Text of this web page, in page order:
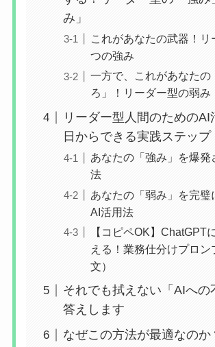
み」
これがあなたの武器！リ
つの強み
一方で、これがあなたの
ろ」！リーダー型の弱み
リーダー型人間のためのAI
日からできる実践ステップ
あなたの「強み」を爆発
法
あなたの「弱み」を完璧
AI活用法
【コピペOK】ChatGPT
える！業務仕分けプロン
文）
それでも拭えない「AIへの
答えします
なぜこの方法が最適なのか